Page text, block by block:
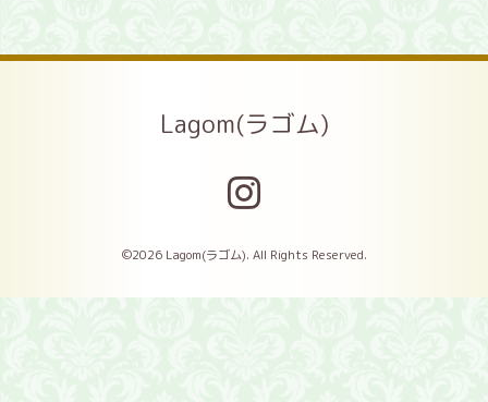
Lagom(ラゴム)
©2026 Lagom(ラゴム). All Rights Reserved.